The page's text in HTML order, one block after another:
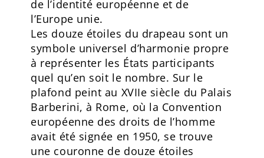
de l’identité européenne et de
l’Europe unie.
Les douze étoiles du drapeau sont un
symbole universel d’harmonie propre
à représenter les États participants
quel qu’en soit le nombre. Sur le
plafond peint au XVIIe siècle du Palais
Barberini, à Rome, où la Convention
européenne des droits de l’homme
avait été signée en 1950, se trouve
une couronne de douze étoiles